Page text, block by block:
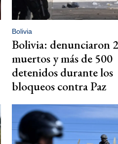
Bolivia
Bolivia: denunciaron
muertos y más de 500
detenidos durante los
bloqueos contra Paz